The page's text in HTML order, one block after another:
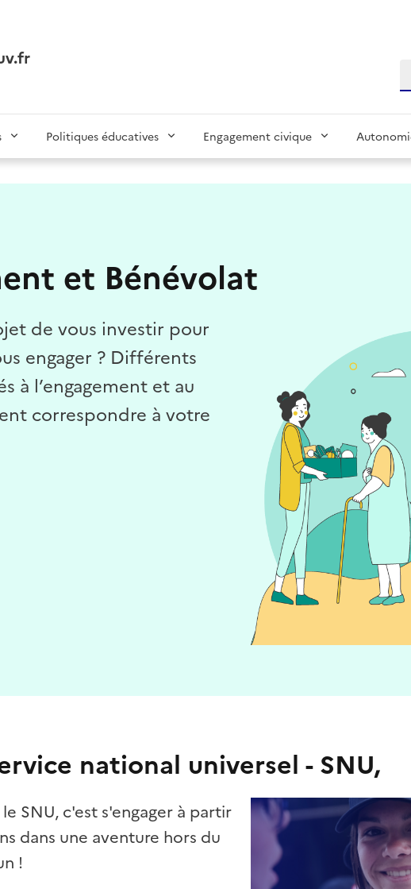
Politiques éducatives Engagement civique
et Bénévolat
de vous investir pour
engager ? Différents
à l’engagement et au
correspondre à votre
national universel - SNU,
SNU, c'est s'engager à partir
dans une aventure hors du
!